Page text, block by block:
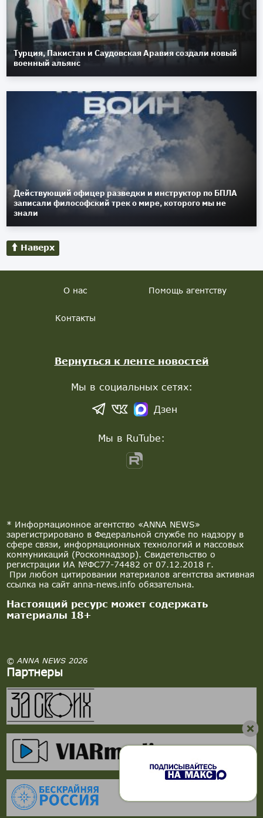
Турция, Пакистан и Саудовская Аравия создали новый
военный альянс
Действующий офицер разведки и инструктор по БПЛА
записали философский трек о мире, которого мы не
знали
Наверх
* Информационное агентство «ANNA NEWS»
зарегистрировано в Федеральной службе по надзору в
сфере связи, информационных технологий и массовых
коммуникаций (Роскомнадзор). Свидетельство о
регистрации ИА №ФС77-74482 от 07.12.2018 г.
При любом цитировании материалов агентства активная
ссылка на сайт anna-news.info обязательна.
Настоящий ресурс может содержать
материалы 18+
© ANNA NEWS 2026
Партнеры
О нас Помощь агентству
Контакты
Вернуться к ленте новостей
Мы в социальных сетях:
Дзен
Мы в RuTube: